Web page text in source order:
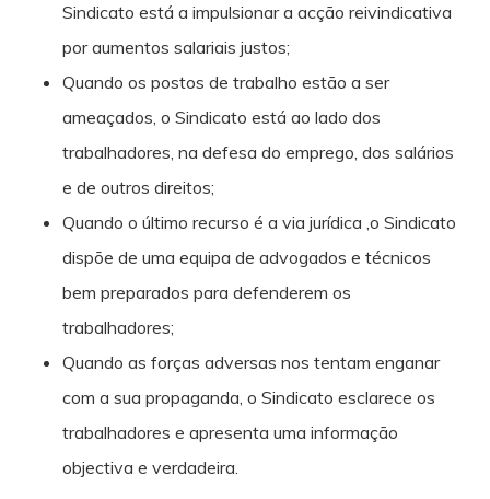
Sindicato está a impulsionar a acção reivindicativa
por aumentos salariais justos;
Quando os postos de trabalho estão a ser
ameaçados, o Sindicato está ao lado dos
trabalhadores, na defesa do emprego, dos salários
e de outros direitos;
Quando o último recurso é a via jurídica ,o Sindicato
dispõe de uma equipa de advogados e técnicos
bem preparados para defenderem os
trabalhadores;
Quando as forças adversas nos tentam enganar
com a sua propaganda, o Sindicato esclarece os
trabalhadores e apresenta uma informação
objectiva e verdadeira.